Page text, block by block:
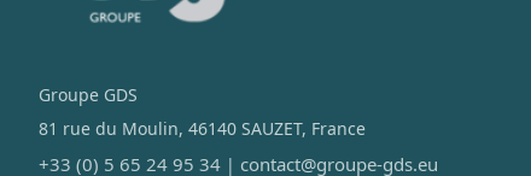
Groupe GDS
81 rue du Moulin, 46140 SAUZET, France
+33 (0) 5 65 24 95 34 | contact@groupe-gds.eu